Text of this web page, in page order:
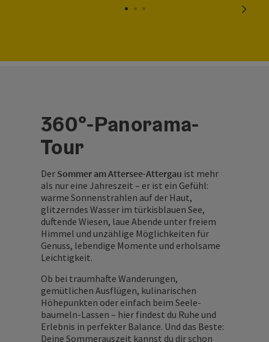
360°-Panorama-
Tour
Der Sommer am Attersee-Attergau ist mehr
als nur eine Jahreszeit – er ist ein Gefühl:
warme Sonnenstrahlen auf der Haut,
glitzerndes Wasser im türkisblauen See,
duftende Wiesen, laue Abende unter freiem
Himmel und unzählige Möglichkeiten für
Genuss, lebendige Momente und erholsame
Leichtigkeit.
Ob bei traumhafte Wanderungen,
gemütlichen Ausflügen, kulinarischen
Höhepunkten oder einfach beim Seele-
baumeln-Lassen – hier findest du Ruhe und
Erlebnis in perfekter Balance. Und das Beste:
Deine Sommerauszeit kannst du dir schon